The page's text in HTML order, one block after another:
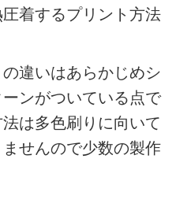
着するプリント方法
違いはあらかじめシ
ンがついている点で
は多色刷りに向いて
せんので少数の製作